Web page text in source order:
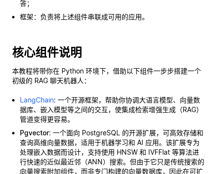
答；
框架：负责将上述组件串联成可用的应用。
核心组件说明
本教程将带你在 Python 环境下，借助以下组件一步步搭建一个
初级的 RAG 聊天机器人：
LangChain: 一个开源框架，帮助你协调大语言模型、向量数
据库、嵌入模型等之间的交互，使集成检索增强生成（RAG）
管道变得更容易。
Pgvector: 一个面向 PostgreSQL 的开源扩展，可高效存储和
查询高维向量数据，适用于机器学习和 AI 应用。该扩展专为
处理嵌入数据而设计，支持使用 HNSW 和 IVFFlat 等算法进
行快速的近似最近邻（ANN）搜索。但由于它只是传统搜索的
向量搜索附加组件，而非专门构建的向量数据库，因此在可扩